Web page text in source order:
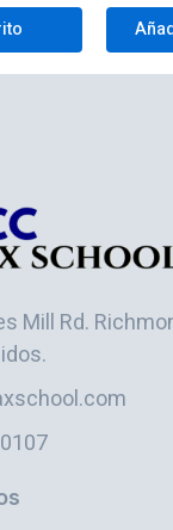
Mill Rd.